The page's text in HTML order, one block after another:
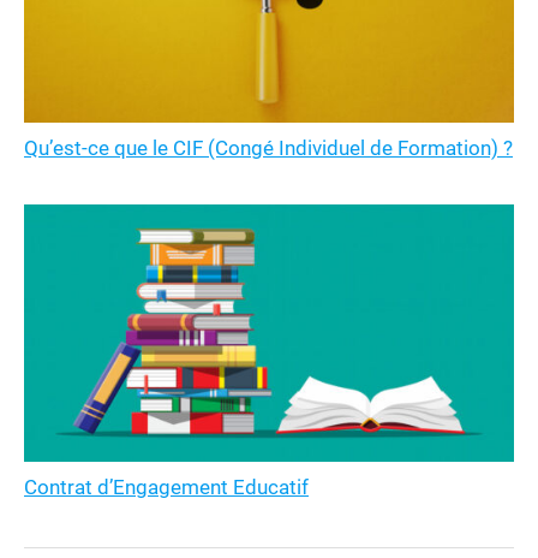
Qu’est-ce que le CIF (Congé Individuel de Formation) ?
Contrat d’Engagement Educatif